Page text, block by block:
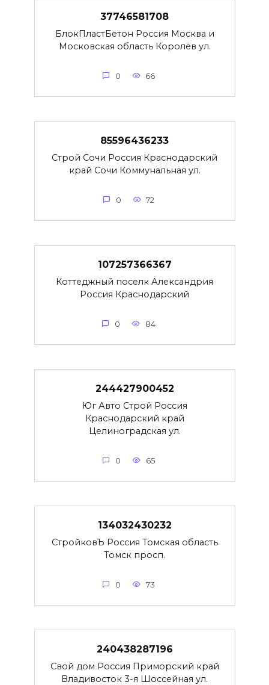
37746581708
БлокПластБетон Россия Москва и
Московская область Королёв ул.
0 66
85596436233
Строй Сочи Россия Краснодарский
край Сочи Коммунальная ул.
0 72
107257366367
Коттеджный поселк Александрия
Россия Краснодарский
0 84
244427900452
Юг Авто Строй Россия
Краснодарский край
Целиноградская ул.
0 65
134032430232
СтройковЪ Россия Томская область
Томск просп.
0 73
240438287196
Свой дом Россия Приморский край
Владивосток 3-я Шоссейная ул.